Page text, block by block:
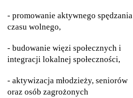
- promowanie aktywnego spędzania
czasu wolnego,
- budowanie więzi społecznych i
integracji lokalnej społeczności,
- aktywizacja młodzieży, seniorów
oraz osób zagrożonych